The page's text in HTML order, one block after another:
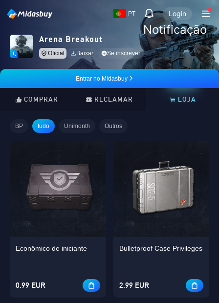
PT
Notificação
Login
Arena Breakout
Oficial Baixar Se inscrever
Entrar no Midasbuy
COMPRAR RECLAMAR LOJA
BP tudo Unimonth Outros
Econômico de iniciante
0.99 EUR
Bulletproof Case Privileges
2.99 EUR